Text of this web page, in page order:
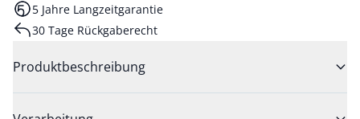
5 Jahre Langzeitgarantie
30 Tage Rückgaberecht
Produktbeschreibung